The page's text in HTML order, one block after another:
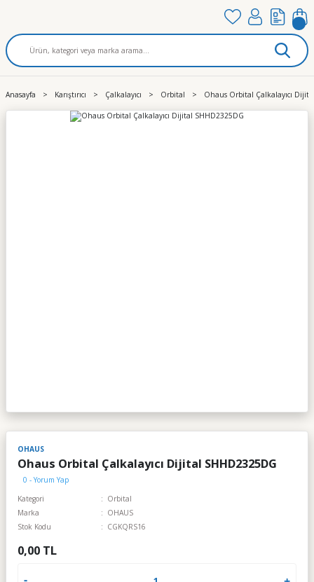
Anasayfa Karıştırıcı Çalkalayıcı Orbital Ohaus Orbital Çalkalayıcı
OHAUS
Ohaus Orbital Çalkalayıcı Dijital SHHD2325DG
0 - Yorum Yap
Kategori
Orbital
Marka
OHAUS
Stok Kodu
CGKQRS16
0,00 TL